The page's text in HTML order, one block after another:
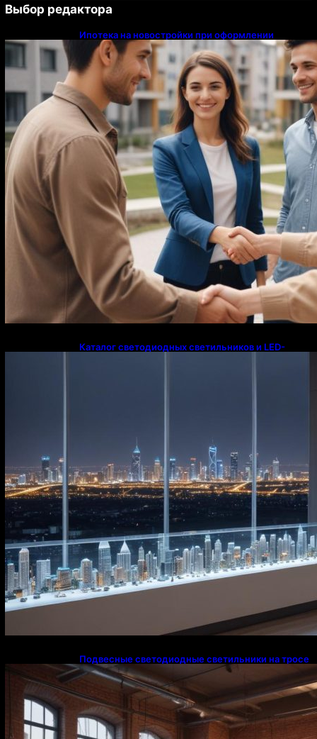
Выбор редактора
Ипотека на новостройки при оформлении
напрямую у застройщика
Каталог светодиодных светильников и LED-
Подвесные светодиодные светильники на тросе